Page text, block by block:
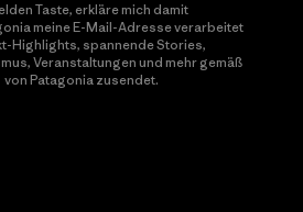
Taste, erkläre mich damit
meine E-Mail-Adresse verarbeitet
Highlights, spannende Stories,
Veranstaltungen und mehr gemäß
von Patagonia zusendet.